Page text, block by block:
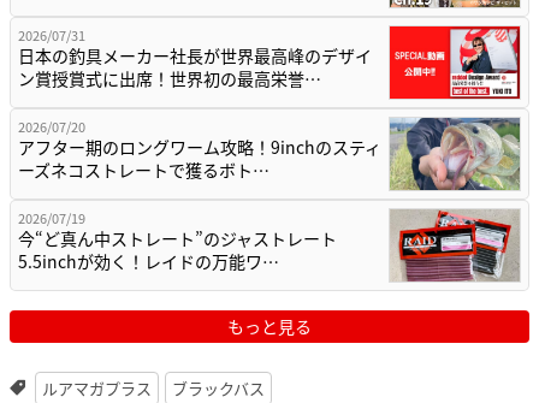
2026/07/31
日本の釣具メーカー社長が世界最高峰のデザイ
ン賞授賞式に出席！世界初の最高栄誉…
2026/07/20
アフター期のロングワーム攻略！9inchのスティ
ーズネコストレートで獲るボト…
2026/07/19
今“ど真ん中ストレート”のジャストレート
5.5inchが効く！レイドの万能ワ…
もっと見る
ルアマガプラス ブラックバス